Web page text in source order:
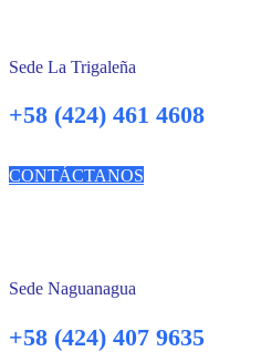
Sede La Trigaleña
+58 (424) 461 4608
CONTÁCTANOS
Sede Naguanagua
+58 (424) 407 9635